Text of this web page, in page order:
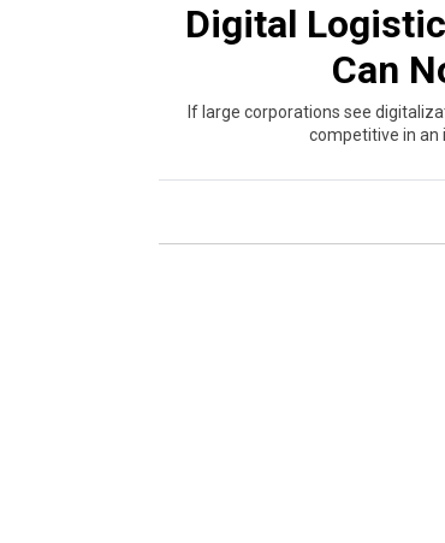
Digital
Can
If large corporations see
competitive in an